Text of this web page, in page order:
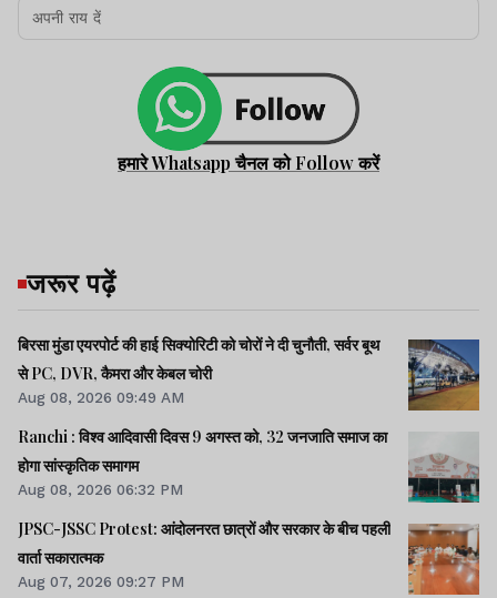
हमारे Whatsapp चैनल को Follow करें
जरूर पढ़ें
बिरसा मुंडा एयरपोर्ट की हाई सिक्योरिटी को चोरों ने दी चुनौती, सर्वर बूथ
से PC, DVR, कैमरा और केबल चोरी
Aug 08, 2026 09:49 AM
Ranchi : विश्व आदिवासी दिवस 9 अगस्त को, 32 जनजाति समाज का
होगा सांस्कृतिक समागम
Aug 08, 2026 06:32 PM
JPSC-JSSC Protest: आंदोलनरत छात्रों और सरकार के बीच पहली
वार्ता सकारात्मक
Aug 07, 2026 09:27 PM